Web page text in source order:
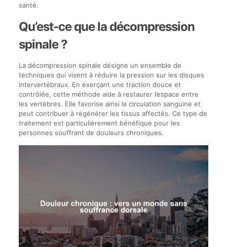
santé.
Qu’est-ce que la décompression
spinale ?
La décompression spinale désigne un ensemble de
techniques qui visent à réduire la pression sur les disques
intervertébraux. En exerçant une traction douce et
contrôlée, cette méthode aide à restaurer l’espace entre
les vertèbres. Elle favorise ainsi la circulation sanguine et
peut contribuer à régénérer les tissus affectés. Ce type de
traitement est particulièrement bénéfique pour les
personnes souffrant de douleurs chroniques.